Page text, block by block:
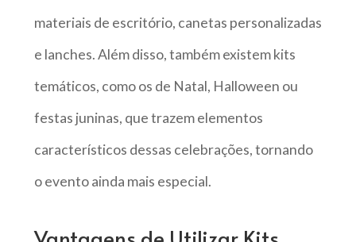
materiais de escritório, canetas personalizadas
e lanches. Além disso, também existem kits
temáticos, como os de Natal, Halloween ou
festas juninas, que trazem elementos
característicos dessas celebrações, tornando
o evento ainda mais especial.